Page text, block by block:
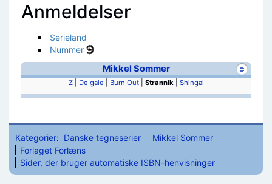
Anmeldelser
Serieland
Nummer
Mikkel Sommer
Z| De gale Burn Out| Strannik| Shingal
Kategorier: Danske tegneserier
Mikkel Sommer
Forlaget Forlæns
Sider, der bruger automatiske ISBN-henvisninger